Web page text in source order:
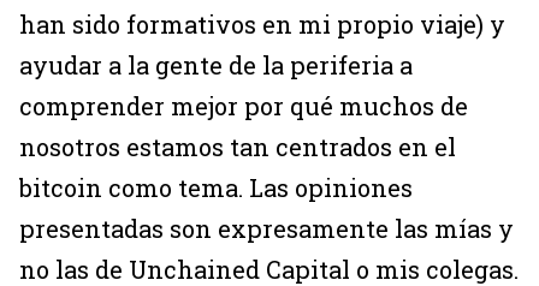
han sido formativos en mi propio viaje) y
ayudar a la gente de la periferia a
comprender mejor por qué muchos de
nosotros estamos tan centrados en el
bitcoin como tema. Las opiniones
presentadas son expresamente las mías y
no las de Unchained Capital o mis colegas.